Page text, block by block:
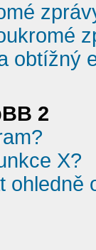
obtížný
2
X?